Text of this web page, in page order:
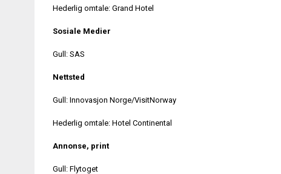
Hederlig omtale: Grand Hotel
Sosiale Medier
Gull: SAS
Nettsted
Gull: Innovasjon Norge/VisitNorway
Hederlig omtale: Hotel Continental
Annonse, print
Gull: Flytoget